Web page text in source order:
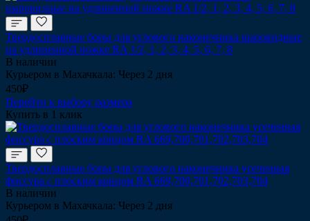
Твердосплавные боры для углового наконечника шаровидные
на удлиненной ножке RA 1/2, 1, 2, 3, 4, 5, 6, 7, 8
В наличии
Курьером в Махачкала: Через 2 дня
450₽
Перейти к выбору размера
Купить в 1 клик
Твердосплавные боры для углового наконечника усеченная
фиссура с плоским концом RA 669,700,701,702,703,704
В наличии
Курьером в Махачкала: Через 2 дня